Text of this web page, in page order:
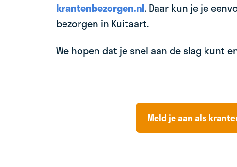
krantenbezorgen.nl. Daar kun je je
bezorgen in Kuitaart.
We hopen dat je snel aan de slag kunt
Meld je aan als